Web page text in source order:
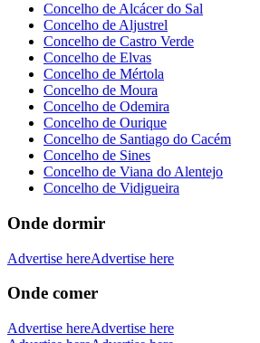
Concelho de Alcácer do Sal
Concelho de Aljustrel
Concelho de Castro Verde
Concelho de Elvas
Concelho de Mértola
Concelho de Moura
Concelho de Odemira
Concelho de Ourique
Concelho de Santiago do Cacém
Concelho de Sines
Concelho de Viana do Alentejo
Concelho de Vidigueira
Onde dormir
Advertise hereAdvertise here
Onde comer
Advertise hereAdvertise here